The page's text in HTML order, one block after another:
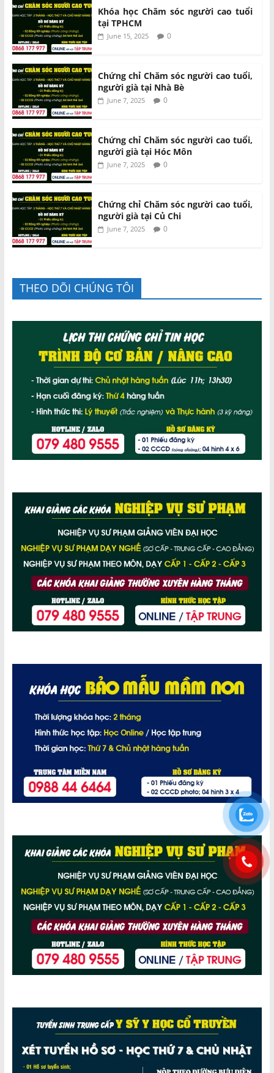
Khóa học Chăm sóc người cao tuổi
tại TPHCM
June 15, 2025 0
Chứng chỉ Chăm sóc người cao tuổi,
người già tại Nhà Bè
June 7, 2025 0
Chứng chỉ Chăm sóc người cao tuổi,
người già tại Hóc Môn
June 7, 2025 0
Chứng chỉ Chăm sóc người cao tuổi,
người già tại Củ Chi
June 7, 2025 0
THEO DÕI CHÚNG TÔI